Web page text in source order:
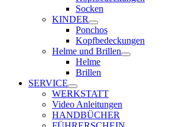
Socken
KINDER
Ponchos
Kopfbedeckungen
Helme und Brillen
Helme
Brillen
SERVICE
WERKSTATT
Video Anleitungen
HANDBÜCHER